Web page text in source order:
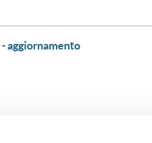
aggiornamento